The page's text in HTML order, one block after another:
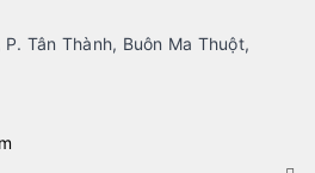
có kích thước là
vặn với không gian làm việc
giá hạt dẻ và vô cùng
được một case máy tính
Tân Thành, Buôn Ma Thuột,